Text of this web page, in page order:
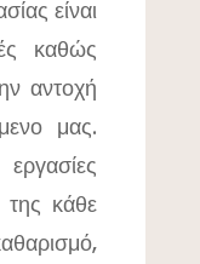
είναι
καθώς
αντοχή
μας.
της κάθε